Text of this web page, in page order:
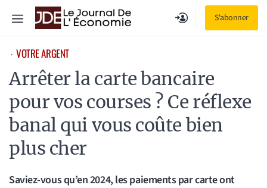
S'abonner
Menu
⋅ VOTRE ARGENT
Arrêter la carte bancaire
pour vos courses ? Ce réflexe
banal qui vous coûte bien
plus cher
Saviez-vous qu’en 2024, les paiements par carte ont